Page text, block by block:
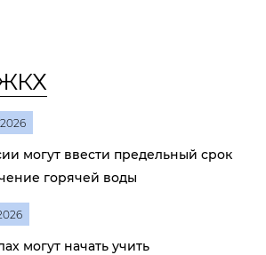
2026
могут ввести предельный срок
горячей воды
могут начать учить